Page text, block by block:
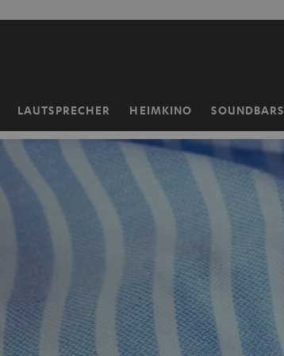
LAUTSPRECHER HEIMKINO SOUNDBARS
Startseite